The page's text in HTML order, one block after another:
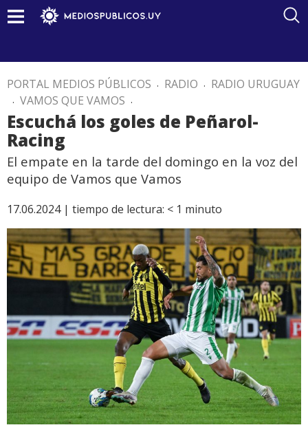
PORTAL MEDIOS PÚBLICOS . RADIO . RADIO URUGUAY
. VAMOS QUE VAMOS .
Escuchá los goles de Peñarol-
Racing
El empate en la tarde del domingo en la voz del
equipo de Vamos que Vamos
17.06.2024 | tiempo de lectura: < 1 minuto